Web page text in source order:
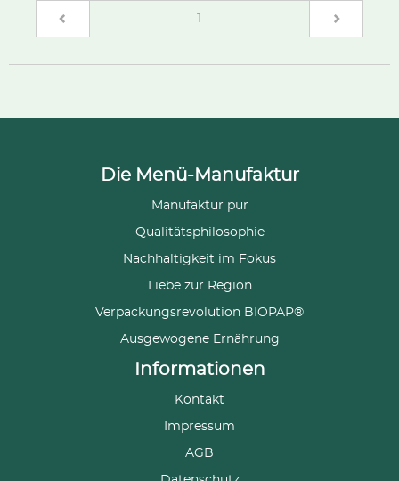
1
Die Menü-Manufaktur
Manufaktur pur
Qualitätsphilosophie
Nachhaltigkeit im Fokus
Liebe zur Region
Verpackungsrevolution BIOPAP®
Ausgewogene Ernährung
Informationen
Kontakt
Impressum
AGB